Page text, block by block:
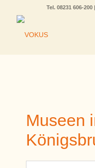
Tel. 08231 606-200 |
Museen